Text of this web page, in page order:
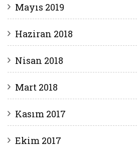
Mayıs 2019
Haziran 2018
Nisan 2018
Mart 2018
Kasım 2017
Ekim 2017